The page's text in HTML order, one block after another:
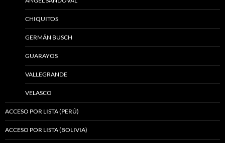
CHIQUITOS
GERMÁN BUSCH
GUARAYOS
VALLEGRANDE
VELASCO
ACCESO POR LISTA (PERÚ)
ACCESO POR LISTA (BOLIVIA)